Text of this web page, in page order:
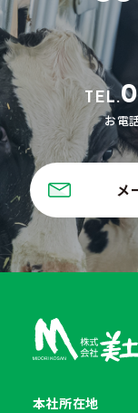
TEL.
お電
メ
本社所在地